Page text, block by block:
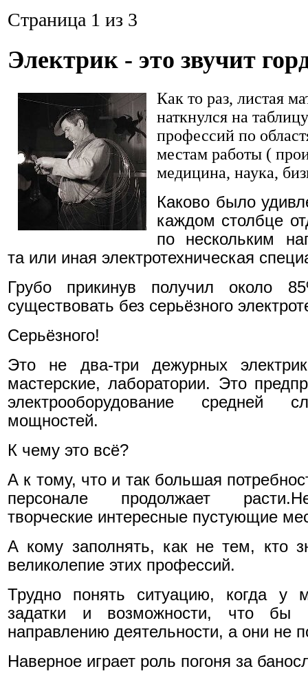
Страница 1 из 3
Электрик - это звучит
Как то раз, листая
наткнулся на
профессий по
местам работы (
медицина, наука,
Каково было
каждом столбце
по нескольким
та или иная электротехническая
Грубо прикинув получил около
существовать без серьёзного
Серьёзного!
Это не два-три дежурных
мастерские, лаборатории. Это
электрооборудование средней
мощностей.
К чему это всё?
А к тому, что и так большая
персонале продолжает
творческие интересные пустующие
А кому заполнять, как не тем, кто
великолепие этих профессий.
Трудно понять ситуацию, когда у
задатки и возможности, что бы
направлению деятельности, а они не
Наверное играет роль погоня за